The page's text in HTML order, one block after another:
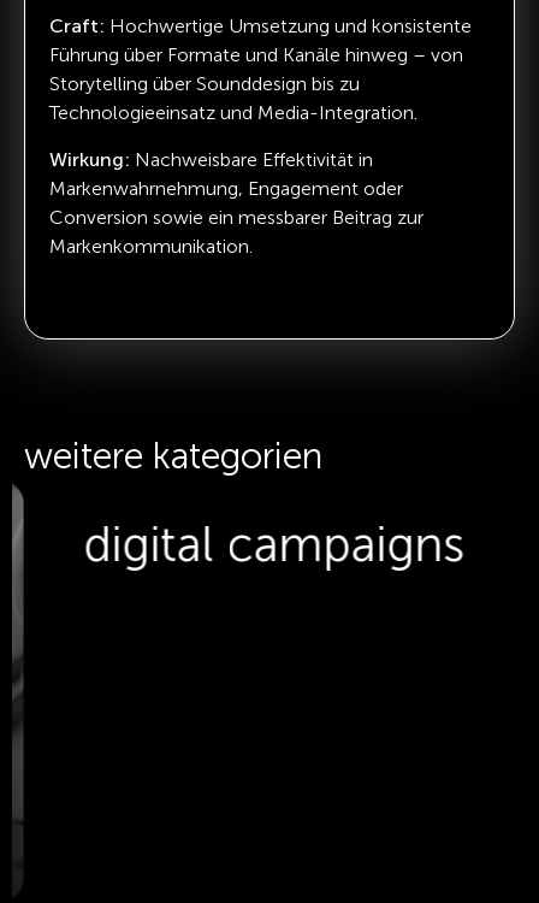
Craft: Hochwertige Umsetzung und konsistente
Führung über Formate und Kanäle hinweg – von
Storytelling über Sounddesign bis zu
Technologieeinsatz und Media-Integration.
Wirkung: Nachweisbare Effektivität in
Markenwahrnehmung, Engagement oder
Conversion sowie ein messbarer Beitrag zur
Markenkommunikation.
weitere kategorien
digital campaigns